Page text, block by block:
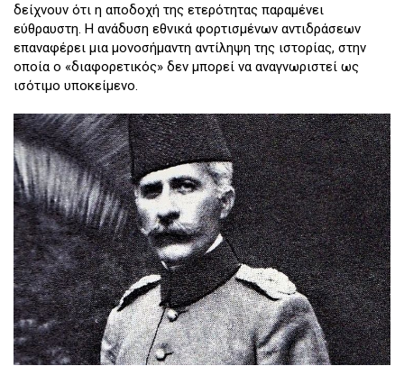
δείχνουν ότι η αποδοχή της ετερότητας παραμένει
εύθραυστη. Η ανάδυση εθνικά φορτισμένων αντιδράσεων
επαναφέρει μια μονοσήμαντη αντίληψη της ιστορίας, στην
οποία ο «διαφορετικός» δεν μπορεί να αναγνωριστεί ως
ισότιμο υποκείμενο.